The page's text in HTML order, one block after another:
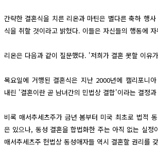
간략한 결혼식을 치른 리온과 마틴은 별다른 축하 행
식을 취할 것이라고 밝혔다. 이들은 자신들의 행동에
리온은 다음과 같이 질문했다. '저희가 결혼 못할 이유
목요일에 거행된 결혼식은 지난 2000년에 캘리포니
내린 '결혼이란 곧 남녀간의 민법상 결합'이라는 결정
비록 매서추세츠주가 금년 봄부터 미국 최초로 법적
은 있으나, 동성 결혼을 합법화한 주는 아직 없는 실정
매서추세츠주 헌법상 동성애자들 역시 결혼할 권리를